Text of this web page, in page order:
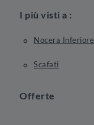
I più visti a :
Nocera Inferiore
Scafati
Offerte